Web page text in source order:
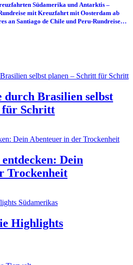
Südamerika und Antarktis –
mit Kreuzfahrt mit Oosterdam ab
an Santiago de Chile und Peru-Rundreise
durch Brasilien selbst
für Schritt
Dein
Trockenheit
Highlights